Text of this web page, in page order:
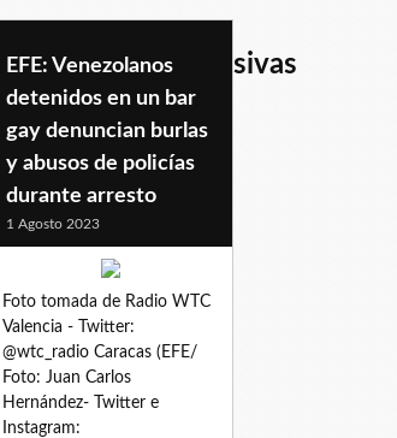
declaracionesexclusivas
EFE: Venezolanos
detenidos en un bar
gay denuncian burlas
y abusos de policías
durante arresto
1 Agosto 2023
Foto tomada de Radio WTC
Valencia - Twitter:
@wtc_radio Caracas (EFE/
Foto: Juan Carlos
Hernández- Twitter e
Instagram: